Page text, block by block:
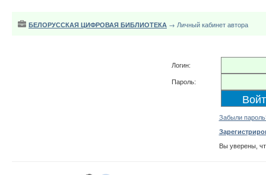
БЕЛОРУССКАЯ ЦИФРОВАЯ БИБЛИОТЕКА → Личный кабинет автора
Логин:
Пароль:
Забыли
Вы уверены,